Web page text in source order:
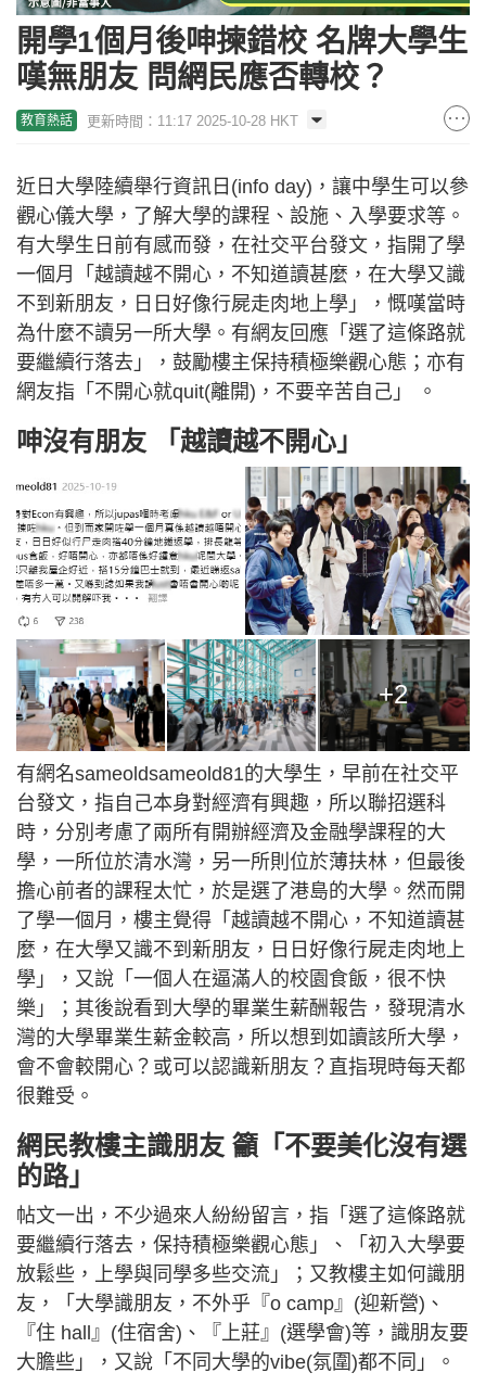
開學1個月後呻揀錯校 名牌大學生
嘆無朋友 問網民應否轉校？
教育熱話 更新時間：11:17 2025-10-28 HKT
近日大學陸續舉行資訊日(info day)，讓中學生可以參
觀心儀大學，了解大學的課程、設施、入學要求等。
有大學生日前有感而發，在社交平台發文，指開了學
一個月「越讀越不開心，不知道讀甚麼，在大學又識
不到新朋友，日日好像行屍走肉地上學」，慨嘆當時
為什麼不讀另一所大學。有網友回應「選了這條路就
要繼續行落去」，鼓勵樓主保持積極樂觀心態；亦有
網友指「不開心就quit(離開)，不要辛苦自己」 。
呻沒有朋友 「越讀越不開心」
+2
有網名sameoldsameold81的大學生，早前在社交平
台發文，指自己本身對經濟有興趣，所以聯招選科
時，分別考慮了兩所有開辦經濟及金融學課程的大
學，一所位於清水灣，另一所則位於薄扶林，但最後
擔心前者的課程太忙，於是選了港島的大學。然而開
了學一個月，樓主覺得「越讀越不開心，不知道讀甚
麼，在大學又識不到新朋友，日日好像行屍走肉地上
學」，又說「一個人在逼滿人的校園食飯，很不快
樂」；其後說看到大學的畢業生薪酬報告，發現清水
灣的大學畢業生薪金較高，所以想到如讀該所大學，
會不會較開心？或可以認識新朋友？直指現時每天都
很難受。
網民教樓主識朋友 籲「不要美化沒有選
的路」
帖文一出，不少過來人紛紛留言，指「選了這條路就
要繼續行落去，保持積極樂觀心態」、「初入大學要
放鬆些，上學與同學多些交流」；又教樓主如何識朋
友，「大學識朋友，不外乎『o camp』(迎新營)、
『住 hall』(住宿舍)、『上莊』(選學會)等，識朋友要
大膽些」，又說「不同大學的vibe(氛圍)都不同」。